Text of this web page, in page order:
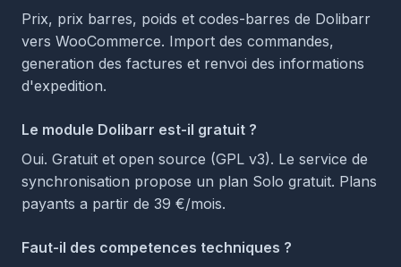
Prix, prix barres, poids et codes-barres de Dolibarr
vers WooCommerce. Import des commandes,
generation des factures et renvoi des informations
d'expedition.
Le module Dolibarr est-il gratuit ?
Oui. Gratuit et open source (GPL v3). Le service de
synchronisation propose un plan Solo gratuit. Plans
payants a partir de 39 €/mois.
Faut-il des competences techniques ?